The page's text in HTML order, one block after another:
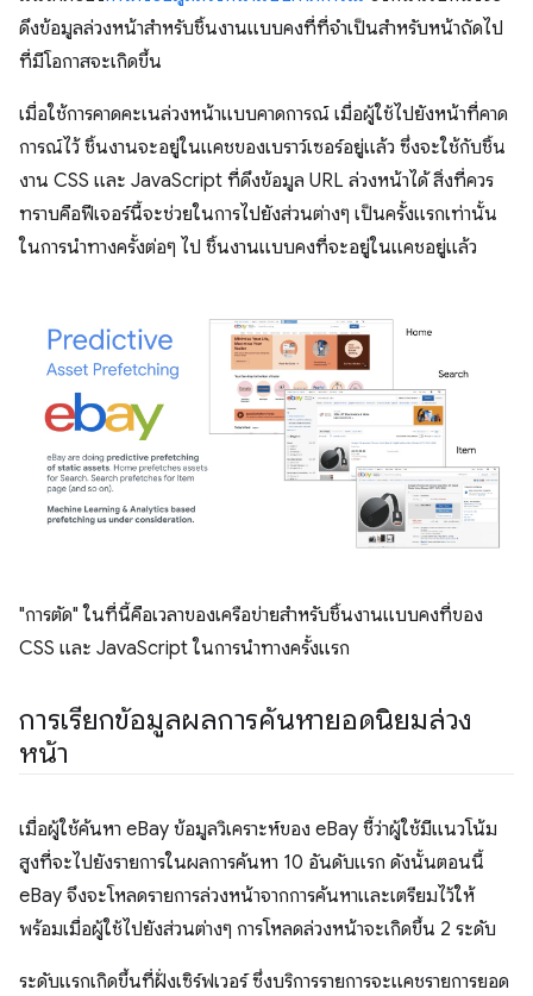
ดึงข้อมูลล่วงหน้าสำหรับชิ้นงานแบบคงที่ที่จําเป็นสําหรับหน้าถัดไป
ที่มีโอกาสจะเกิดขึ้น
เมื่อใช้การคาดคะเนล่วงหน้าแบบคาดการณ์ เมื่อผู้ใช้ไปยังหน้าที่คาด
การณ์ไว้ ชิ้นงานจะอยู่ในแคชของเบราว์เซอร์อยู่แล้ว ซึ่งจะใช้กับชิ้น
งาน CSS และ JavaScript ที่ดึงข้อมูล URL ล่วงหน้าได้ สิ่งที่ควร
ทราบคือฟีเจอร์นี้จะช่วยในการไปยังส่วนต่างๆ เป็นครั้งแรกเท่านั้น
ในการนําทางครั้งต่อๆ ไป ชิ้นงานแบบคงที่จะอยู่ในแคชอยู่แล้ว
"การตัด" ในที่นี้คือเวลาของเครือข่ายสําหรับชิ้นงานแบบคงที่ของ
CSS และ JavaScript ในการนําทางครั้งแรก
การเรียกข้อมูลผลการค้นหายอดนิยมล่วง
หน้า
เมื่อผู้ใช้ค้นหา eBay ข้อมูลวิเคราะห์ของ eBay ชี้ว่าผู้ใช้มีแนวโน้ม
สูงที่จะไปยังรายการในผลการค้นหา 10 อันดับแรก ดังนั้นตอนนี้
eBay จึงจะโหลดรายการล่วงหน้าจากการค้นหาและเตรียมไว้ให้
พร้อมเมื่อผู้ใช้ไปยังส่วนต่างๆ การโหลดล่วงหน้าจะเกิดขึ้น 2 ระดับ
ระดับแรกเกิดขึ้นที่ฝั่งเซิร์ฟเวอร์ ซึ่งบริการรายการจะแคชรายการยอด